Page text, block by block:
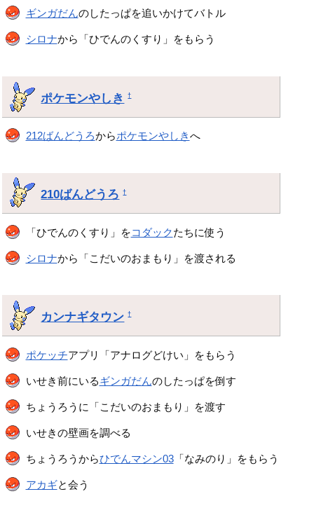
ギンガだんのしたっぱを追いかけてバトル
シロナから「ひでんのくすり」をもらう
ポケモンやしき †
212ばんどうろからポケモンやしきへ
210ばんどうろ †
「ひでんのくすり」をコダックたちに使う
シロナから「こだいのおまもり」を渡される
カンナギタウン †
ポケッチアプリ「アナログどけい」をもらう
いせき前にいるギンガだんのしたっぱを倒す
ちょうろうに「こだいのおまもり」を渡す
いせきの壁画を調べる
ちょうろうからひでんマシン03「なみのり」をもらう
アカギと会う